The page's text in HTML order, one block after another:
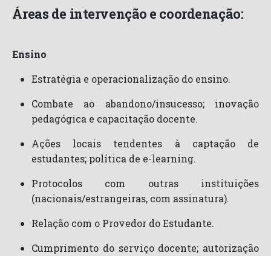
Áreas de intervenção e coordenação:
Ensino
Estratégia e operacionalização do ensino.
Combate ao abandono/insucesso; inovação
pedagógica e capacitação docente.
Ações locais tendentes à captação de
estudantes; política de e-learning.
Protocolos com outras instituições
(nacionais/estrangeiras, com assinatura).
Relação com o Provedor do Estudante.
Cumprimento do serviço docente; autorização